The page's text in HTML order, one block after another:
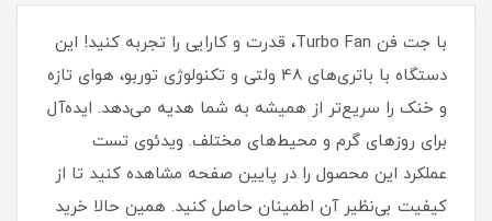
با جت فن Turbo Fan، قدرت و کارایی را تجربه کنید! این
دستگاه با باتری‌های 48 ولتی و تکنولوژی توربو، هوای تازه
و خنک را سریع‌تر از همیشه به شما هدیه می‌دهد. ایده‌آل
برای روزهای گرم و محیط‌های مختلف. ویدئوی تست
عملکرد این محصول را در پایین صفحه مشاهده کنید تا از
کیفیت بی‌نظیر آن اطمینان حاصل کنید. همین حالا خرید